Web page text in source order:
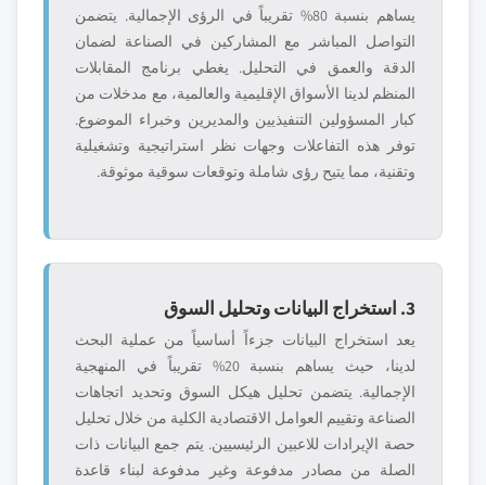
يساهم بنسبة 80% تقريباً في الرؤى الإجمالية. يتضمن
التواصل المباشر مع المشاركين في الصناعة لضمان
الدقة والعمق في التحليل. يغطي برنامج المقابلات
المنظم لدينا الأسواق الإقليمية والعالمية، مع مدخلات من
كبار المسؤولين التنفيذيين والمديرين وخبراء الموضوع.
توفر هذه التفاعلات وجهات نظر استراتيجية وتشغيلية
وتقنية، مما يتيح رؤى شاملة وتوقعات سوقية موثوقة.
3. استخراج البيانات وتحليل السوق
يعد استخراج البيانات جزءاً أساسياً من عملية البحث
لدينا، حيث يساهم بنسبة 20% تقريباً في المنهجية
الإجمالية. يتضمن تحليل هيكل السوق وتحديد اتجاهات
الصناعة وتقييم العوامل الاقتصادية الكلية من خلال تحليل
حصة الإيرادات للاعبين الرئيسيين. يتم جمع البيانات ذات
الصلة من مصادر مدفوعة وغير مدفوعة لبناء قاعدة